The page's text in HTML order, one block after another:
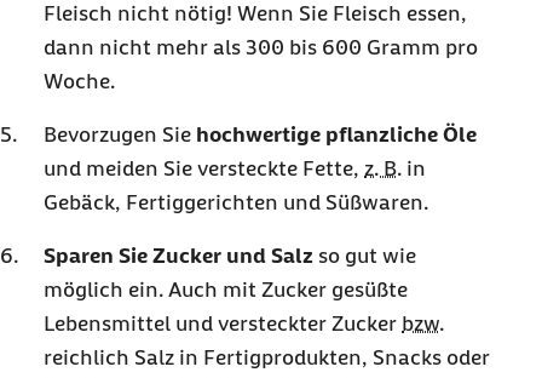
Fleisch nicht nötig! Wenn Sie Fleisch essen,
dann nicht mehr als 300 bis 600 Gramm pro
Woche.
Bevorzugen Sie hochwertige pflanzliche Öle
und meiden Sie versteckte Fette, z. B. in
Gebäck, Fertiggerichten und Süßwaren.
Sparen Sie Zucker und Salz so gut wie
möglich ein. Auch mit Zucker gesüßte
Lebensmittel und versteckter Zucker bzw.
reichlich Salz in Fertigprodukten, Snacks oder